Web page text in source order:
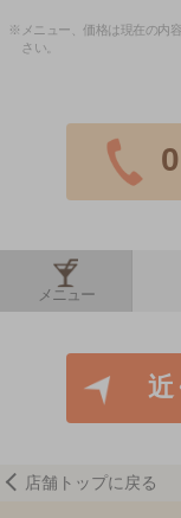
※メニュー、価格は現在の内
さい。
メニュー
近
店舗トップに戻る